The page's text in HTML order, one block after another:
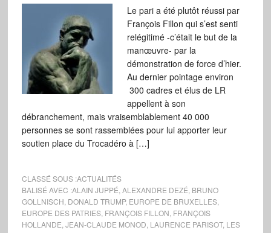
Le pari a été plutôt réussi par
François Fillon qui s’est senti
relégitimé -c’était le but de la
manœuvre- par la
démonstration de force d’hier.
Au dernier pointage environ
300 cadres et élus de LR
appellent à son
débranchement, mais vraisemblablement 40 000
personnes se sont rassemblées pour lui apporter leur
soutien place du Trocadéro à […]
CLASSÉ SOUS :ACTUALITÉS
BALISÉ AVEC :ALAIN JUPPÉ ALEXANDRE DEZÉ BRUNO
GOLLNISCH DONALD TRUMP, EUROPE DE BRUXELLES,
EUROPE DES PATRIES, FRANÇOIS FILLON FRANÇOIS
HOLLANDE JEAN-CLAUDE MONOD LAURENCE PARISOT, LES